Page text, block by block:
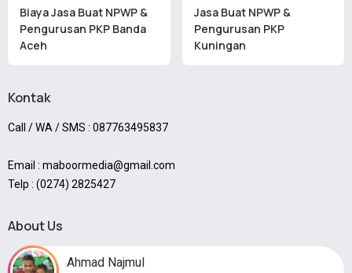
Biaya Jasa Buat NPWP &
Pengurusan PKP Banda
Aceh
Jasa Buat NPWP &
Pengurusan PKP
Kuningan
Kontak
Call / WA / SMS : 087763495837
Email : maboormedia@gmail.com
Telp : (0274) 2825427
About Us
Ahmad Najmul